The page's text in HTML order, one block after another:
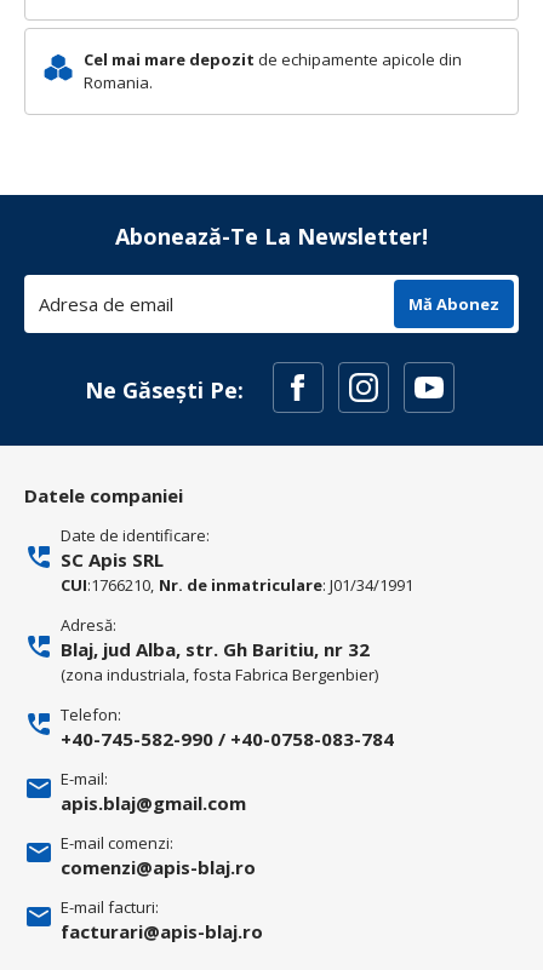
Cel mai mare depozit de echipamente apicole din
Romania.
Abonează-Te La Newsletter!
Mă Abonez
Ne Găsești Pe:
Datele companiei
Date de identificare:
SC Apis SRL
CUI:1766210, Nr. de inmatriculare: J01/34/1991
Adresă:
Blaj, jud Alba, str. Gh Baritiu, nr 32
(zona industriala, fosta Fabrica Bergenbier)
Telefon:
+40-745-582-990 / +40-0758-083-784
E-mail:
apis.blaj@gmail.com
E-mail comenzi:
comenzi@apis-blaj.ro
E-mail facturi:
facturari@apis-blaj.ro